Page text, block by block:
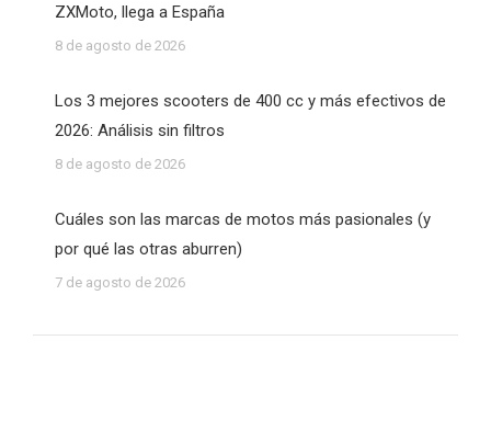
ZXMoto, llega a España
8 de agosto de 2026
Los 3 mejores scooters de 400 cc y más efectivos de
2026: Análisis sin filtros
8 de agosto de 2026
Cuáles son las marcas de motos más pasionales (y
por qué las otras aburren)
7 de agosto de 2026